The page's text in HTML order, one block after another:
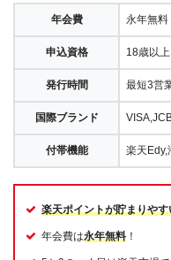
年会費 永年無料
申込資格 18歳以上
発行時間 最短3営
国際ブランド
付帯機能 楽天Edy,
楽天ポイントが貯まりやす
年会費は永年無料 ！